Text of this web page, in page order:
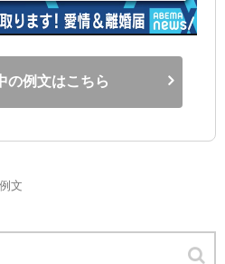
の例文はこちら
文